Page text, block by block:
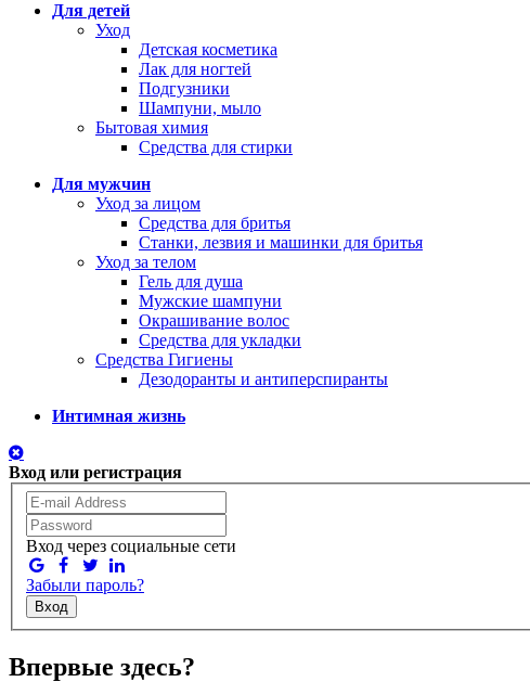
Для детей
Уход
Детская косметика
Лак для ногтей
Подгузники
Шампуни, мыло
Бытовая химия
Средства для стирки
Для мужчин
Уход за лицом
Средства для бритья
Станки, лезвия и машинки для бритья
Уход за телом
Гель для душа
Мужские шампуни
Окрашивание волос
Средства для укладки
Средства Гигиены
Дезодоранты и антиперспиранты
Интимная жизнь
Вход или регистрация
Вход через социальные сети
Забыли пароль?
Вход
Впервые здесь?